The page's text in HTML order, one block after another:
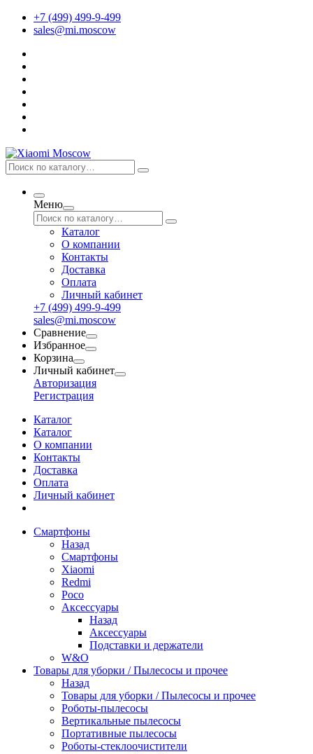
+7 (499) 499-9-499
sales@mi.moscow
Меню
Каталог
О компании
Контакты
Доставка
Оплата
Личный кабинет
+7 (499) 499-9-499
sales@mi.moscow
Сравнение
Избранное
Корзина
Личный кабинет
Авторизация
Регистрация
Каталог
Каталог
О компании
Контакты
Доставка
Оплата
Личный кабинет
Смартфоны
Назад
Смартфоны
Xiaomi
Redmi
Poco
Аксессуары
Назад
Аксессуары
Подставки и держатели
W&O
Товары для уборки / Пылесосы и прочее
Назад
Товары для уборки / Пылесосы и прочее
Роботы-пылесосы
Вертикальные пылесосы
Портативные пылесосы
Роботы-стеклоочистители